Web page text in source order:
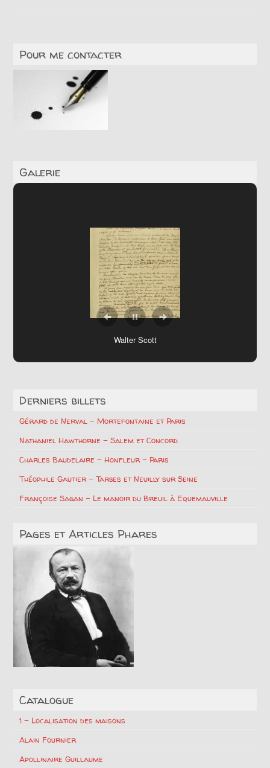
Pour me contacter
Galerie
Walter Scott
Derniers billets
Gérard de Nerval – Mortefontaine et Paris
Nathaniel Hawthorne – Salem et Concord
Charles Baudelaire – Honfleur – Paris
Théophile Gautier – Tarbes et Neuilly sur Seine
Françoise Sagan – Le manoir du Breuil à Equemauville
Pages et Articles Phares
Catalogue
1 – Localisation des maisons
Alain Fournier
Apollinaire Guillaume